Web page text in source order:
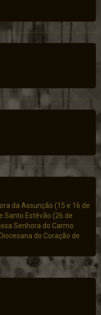
da Assunção (15 e 16 de
Santo Estêvão (26 de
Senhora do Carmo
do Coração de